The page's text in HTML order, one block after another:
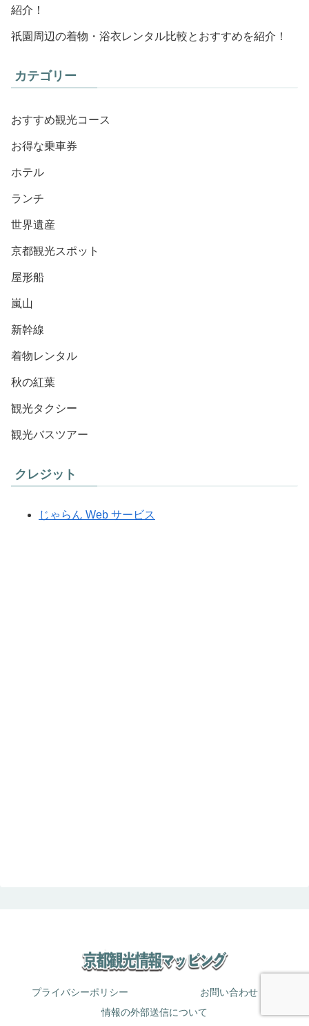
紹介！
祇園周辺の着物・浴衣レンタル比較とおすすめを紹介！
カテゴリー
おすすめ観光コース
お得な乗車券
ホテル
ランチ
世界遺産
京都観光スポット
屋形船
嵐山
新幹線
着物レンタル
秋の紅葉
観光タクシー
観光バスツアー
クレジット
じゃらん Web サービス
プライバシーポリシー
お問い合わせ
情報の外部送信について